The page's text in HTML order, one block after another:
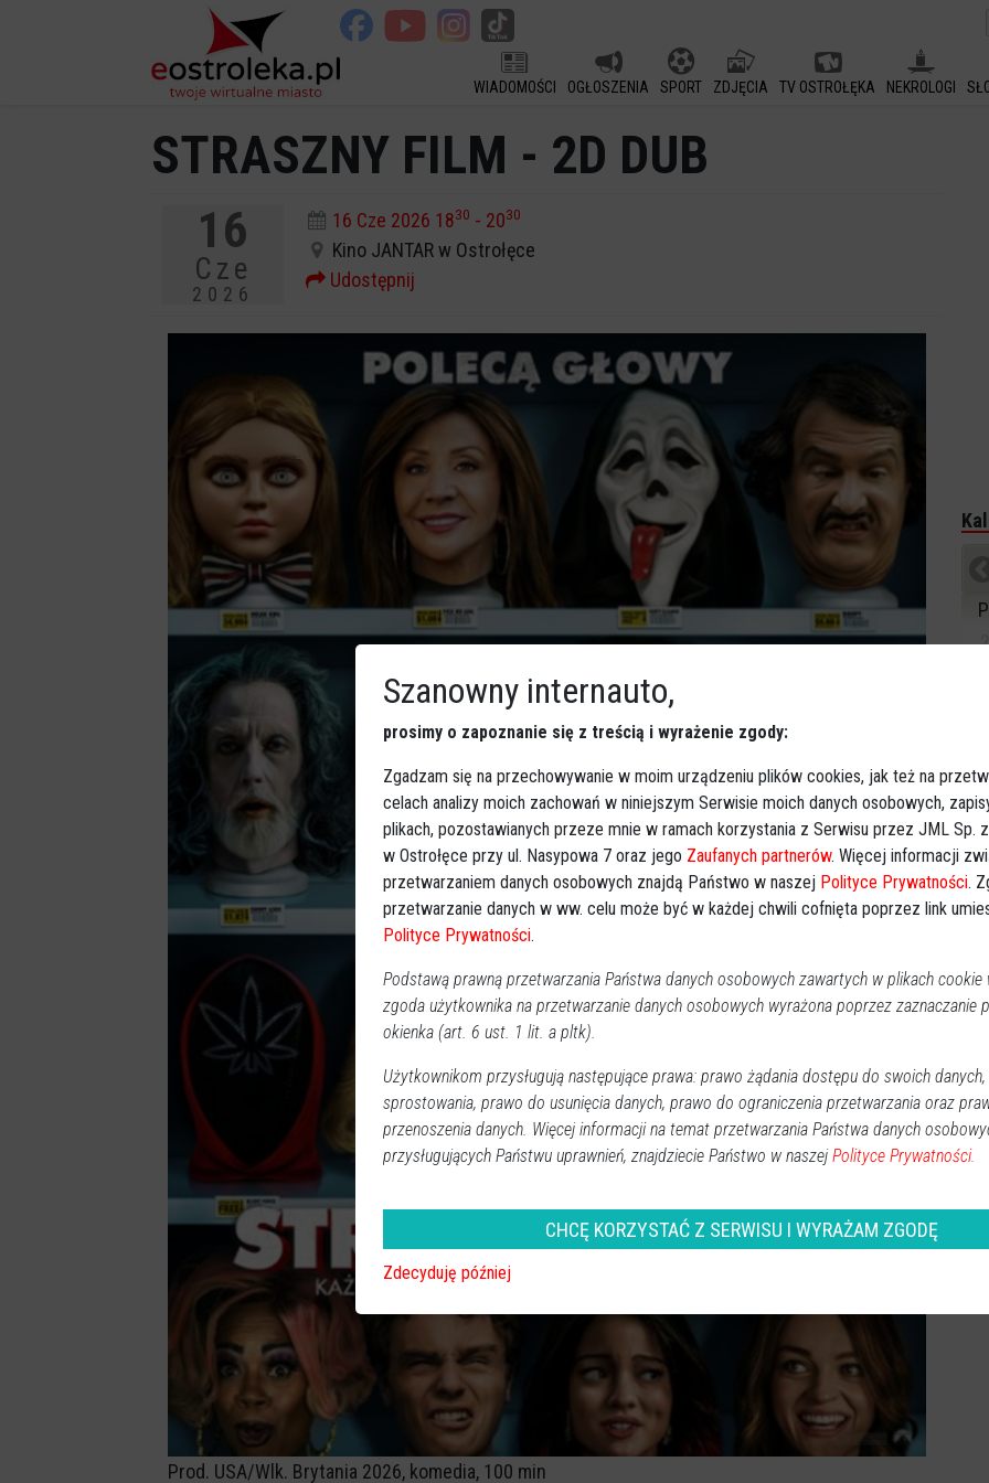
WIADOMOŚCI OGŁOSZENIA SPORT ZDJĘCIA TV OSTROŁĘKA NEKROLOGI
STRASZNY FILM - 2D DUB
16
Cze
2026
16 Cze 2026 1830 - 2030
Kino JANTAR w Ostrołęce
Udostępnij
Prod. USA/Wlk. Brytania 2026, komedia, 100 min
Szanowny internauto,
prosimy o zapoznanie się z treścią i wyrażenie zgody:
Zgadzam się na przechowywanie w moim urządzeniu plików cookies, jak też na
celach analizy moich zachowań w niniejszym Serwisie moich danych osobowych,
plikach, pozostawianych przeze mnie w ramach korzystania z Serwisu przez JML Sp.
w Ostrołęce przy ul. Nasypowa 7 oraz jego Zaufanych partnerów. Więcej informacji
przetwarzaniem danych osobowych znajdą Państwo w naszej Polityce Prywatności.
przetwarzanie danych w ww. celu może być w każdej chwili cofnięta poprzez link
Polityce Prywatności.
Podstawą prawną przetwarzania Państwa danych osobowych zawartych w plikach cookie
zgoda użytkownika na przetwarzanie danych osobowych wyrażona poprzez zaznaczanie
okienka (art. 6 ust. 1 lit. a pltk).
Użytkownikom przysługują następujące prawa: prawo żądania dostępu do swoich
sprostowania, prawo do usunięcia danych, prawo do ograniczenia przetwarzania oraz
przenoszenia danych. Więcej informacji na temat przetwarzania Państwa danych
przysługujących Państwu uprawnień, znajdziecie Państwo w naszej Polityce Prywatności.
CHCĘ KORZYSTAĆ Z SERWISU I WYRAŻAM ZGODĘ
Zdecyduję później